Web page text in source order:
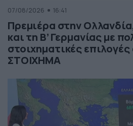
07/08/2026 16:41
Πρεμιέρα στην
και τη Β’ Γερμανίας με
στοιχηματικές
ΣΤΟΙΧΗΜΑ